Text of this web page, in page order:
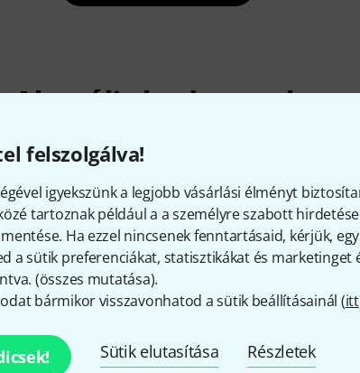
felszolgálva!
igyekszünk a legjobb vásárlási élményt
tartoznak például a a személyre szabott
Ha ezzel nincsenek fenntartásaid, kérjük,
a sütik preferenciákat, statisztikákat és marketinget
(összes mutatása).
bármikor visszavonhatod a sütik beállításainál (itt
Sütik elutasítása Részletek
Aktuális kedvencek